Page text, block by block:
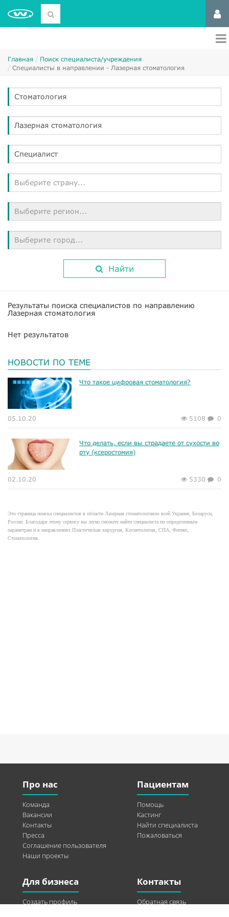
Главная
Поиск специалиста/учреждения
Специалисты в направлении - Лазерная стоматология
Стоматология
Лазерная стоматология
Специалист
Выберите страну...
Выберите регион...
Выберите город...
Найти
Результаты поиска специалистов по направлению
Лазерная стоматология
Нет результатов
НОВОСТИ ПО ТЕМЕ
Что такое цифровая стоматология?
05.10.20 5108 0
Что делать, если вы страдаете от сухости во
рту (ксеростомия)
02.10.20 5330 0
Это страница поиска специалистов в области Лазерная стоматологияпо всей Украине, Беларуси,
России. Благодаря этому сервису вы легко сможете найти специалиста по определенным
параметрам и в направлениях Пластическая хирургия, Косметология, СПА, Фитнес,
Стоматология.
Про нас
Команда
Вакансии
Контакты
Пресса
Соглашение пользователя
Наши проекты
Пациентам
Помощь
Кастинг
Найти специалиста
Пожаловаться
Для бизнеса
Создать профиль
Контакты
Обратная связь